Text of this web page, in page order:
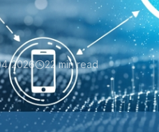
2026 22 min read